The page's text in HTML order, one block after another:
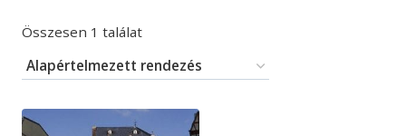
Összesen 1 találat